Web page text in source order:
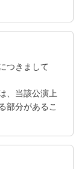
つきまして
、当該公演上
部分があるこ